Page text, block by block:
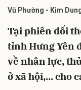
Vũ Phường - Kim
Tại phiên đối
tỉnh Hưng Yên
về nhân lực,
ở xã hội,... cho